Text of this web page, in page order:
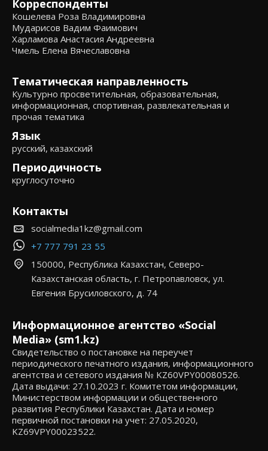
Корреспонденты
Кошелева Роза Владимировна
Мударисов Вадим Фаимович
Харламова Анастасия Андреевна
Чмель Елена Вячеславовна
Тематическая направленность
Культурно просветительная, образовательная,
информационная, спортивная, развлекательная и
прочая тематика
Язык
русский, казахский
Периодичность
круглосуточно
Контакты
socialmedia1kz@gmail.com
+7 777 791 23 55
150000, Республика Казахстан, Северо-
Казахстанская область, г. Петропавловск, ул.
Евгения Брусиловского, д. 74
Информационное агентство «Social
Media» (sm1.kz)
Свидетельство о постановке на переучет
периодического печатного издания, информационного
агентства и сетевого издания № KZ60VPY00080526.
Дата выдачи: 27.10.2023 г. Комитетом информации,
Министерством информации и общественного
развития Республики Казахстан. Дата и номер
первичной постановки на учет: 27.05.2020,
KZ69VPY00023522.